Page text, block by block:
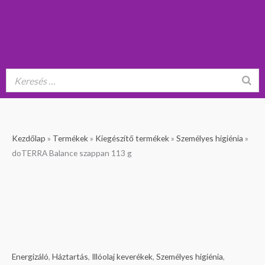
Kezdőlap » Termékek » Kiegészítő termékek » Személyes higiénia »
doTERRA Balance szappan 113 g
Energizáló, Háztartás, Illóolaj keverékek, Személyes higiénia,
doTERRA
Balance